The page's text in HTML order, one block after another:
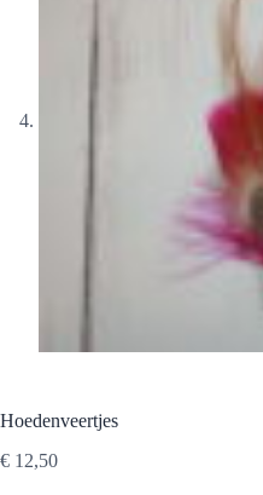
Hoedenveertjes
€ 12,50